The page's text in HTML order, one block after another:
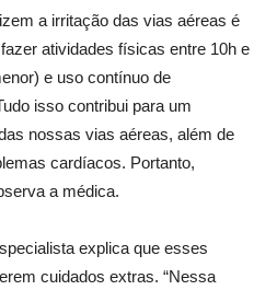
a irritação das vias aéreas é
atividades físicas entre 10h e
e uso contínuo de
isso contribui para um
nossas vias aéreas, além de
cardíacos. Portanto,
a médica.
explica que esses
cuidados extras. “Nessa